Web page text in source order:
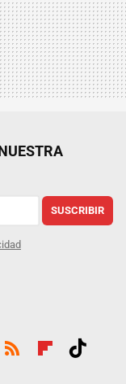
SUSCRIBIR